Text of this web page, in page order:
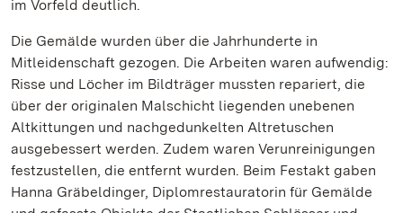
im Vorfeld deutlich.
Die Gemälde wurden über die Jahrhunderte in
Mitleidenschaft gezogen. Die Arbeiten waren aufwendig:
Risse und Löcher im Bildträger mussten repariert, die
über der originalen Malschicht liegenden unebenen
Altkittungen und nachgedunkelten Altretuschen
ausgebessert werden. Zudem waren Verunreinigungen
festzustellen, die entfernt wurden. Beim Festakt gaben
Hanna Gräbeldinger, Diplomrestauratorin für Gemälde